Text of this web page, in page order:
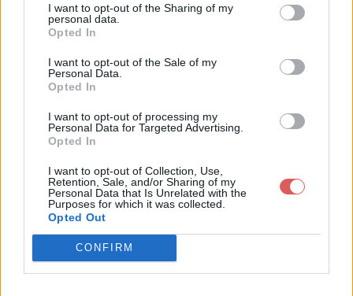
I want to opt-out of the Sharing of my
personal data.
Opted In
I want to opt-out of the Sale of my
Personal Data.
Opted In
I want to opt-out of processing my
Personal Data for Targeted Advertising.
Opted In
I want to opt-out of Collection, Use,
Retention, Sale, and/or Sharing of my
Personal Data that Is Unrelated with the
Purposes for which it was collected.
Opted Out
CONFIRM
Télécharger le fichier zogzog2 1.
png
Télécharger zogzog2 1.png
Télécharger le fichier (103 Ko)